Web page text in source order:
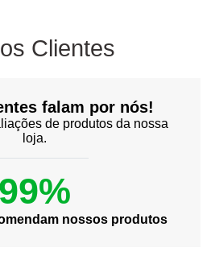
Clientes
falam por nós!
de produtos da nossa
loja.
99%
nossos produtos